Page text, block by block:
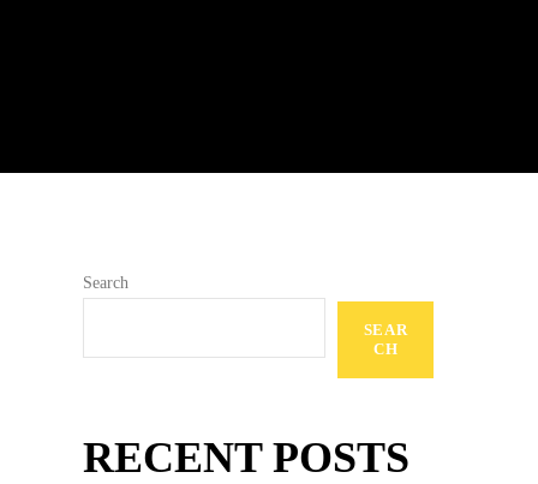
Search
SEAR
CH
RECENT POSTS